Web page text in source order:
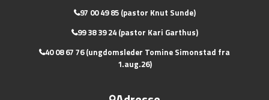
97 00 49 85 (pastor Knut Sunde)
99 38 39 24 (pastor Kari Garthus)
40 08 67 76 (ungdomsleder Tomine Simonstad fra
1.aug.26)